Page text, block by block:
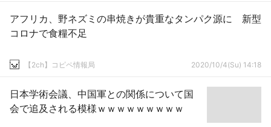
アフリカ、野ネズミの串焼きが貴重なタンパク源に 新型
コロナで食糧不足
【2ch】コピペ情報局 2020/10/4(Su) 14:18
日本学術会議、中国軍との関係について国
会で追及される模様ｗｗｗｗｗｗｗｗｗ